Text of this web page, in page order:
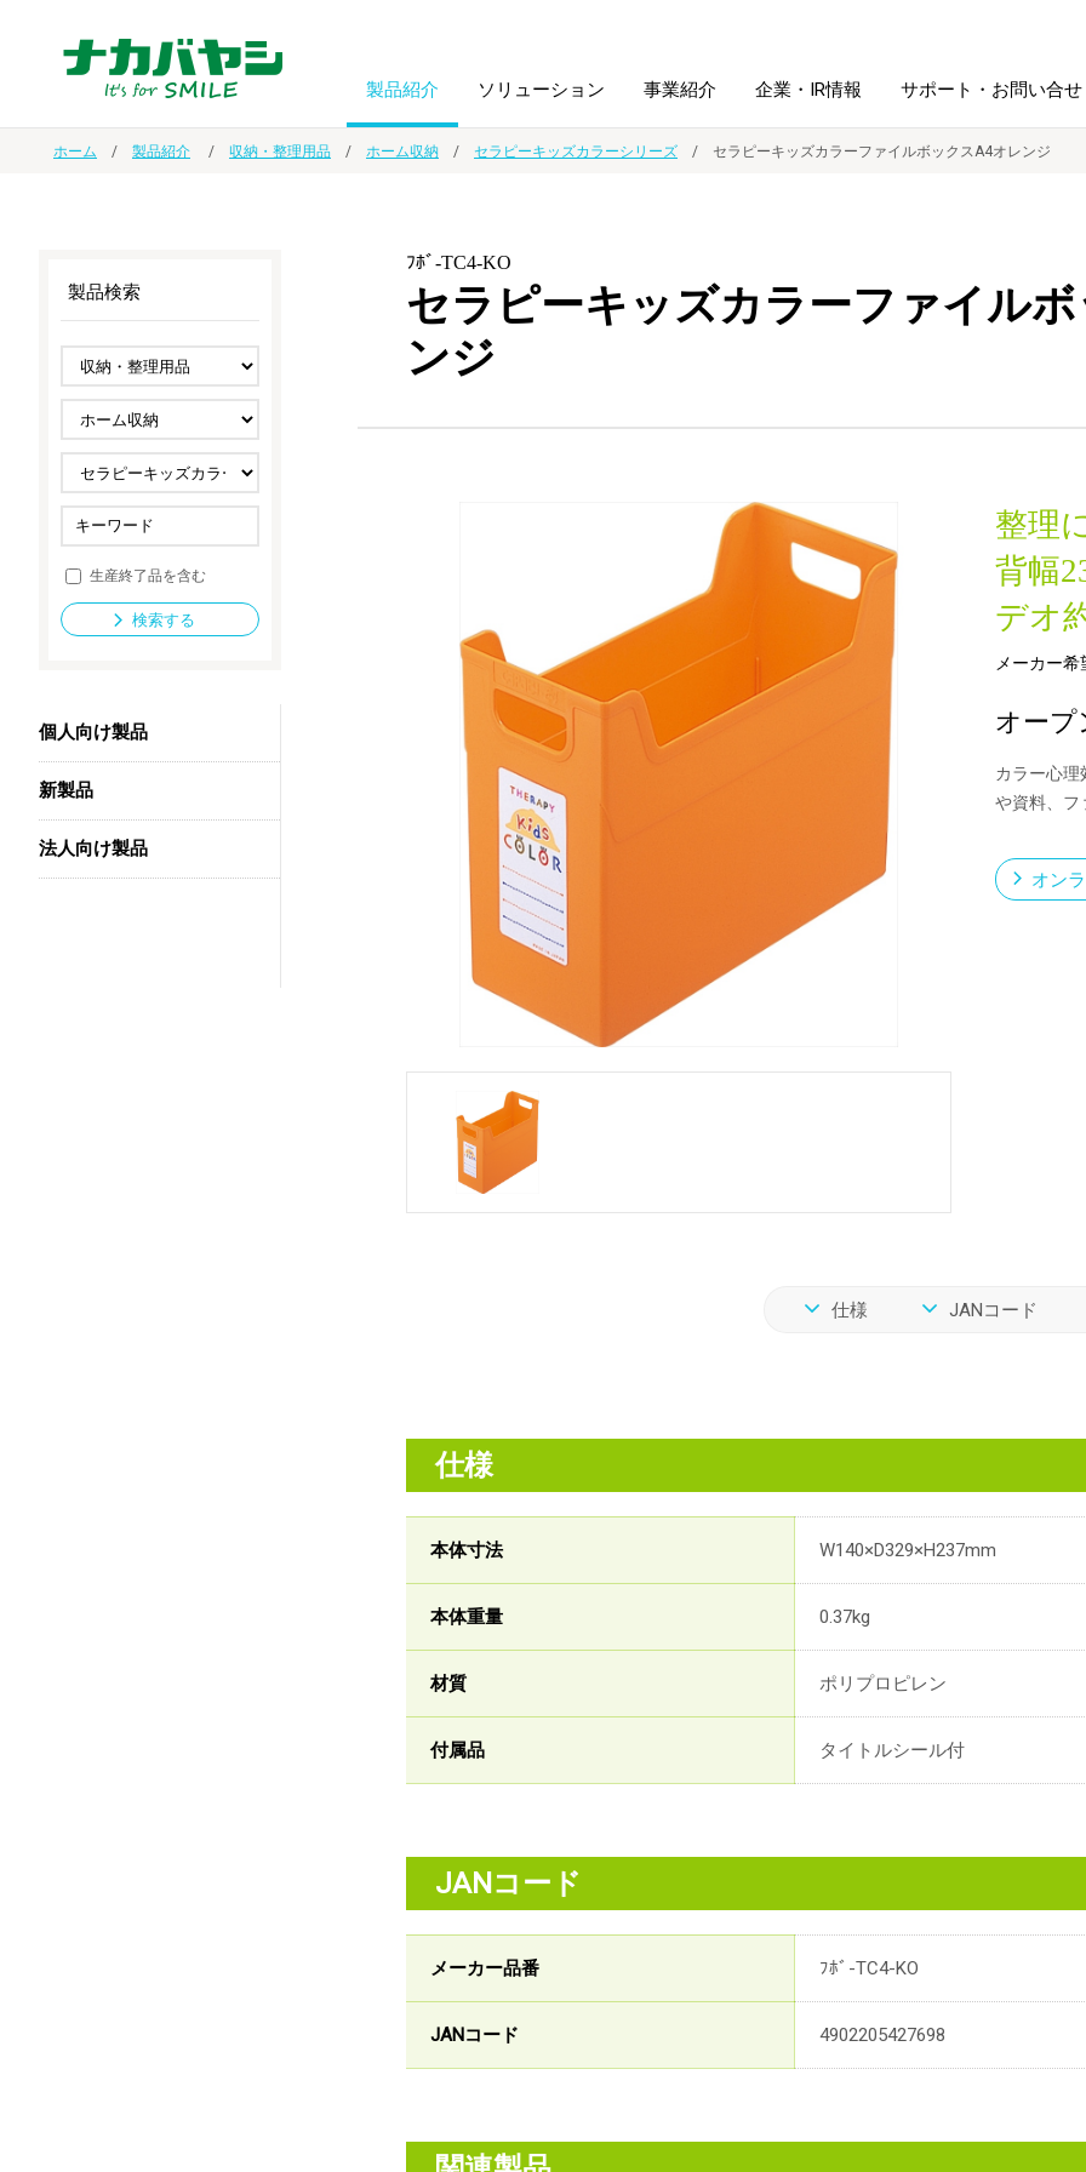
製品紹介
ノート・紙製品
ファイル・
ホルダー用品
スマートフォン・
タブレット関連
防災・
セキュリティ用品
法人向け製品
ソリューション
オーダー手帳・ノベルティ制作 学校ソリューション
ドキュメントスキャニングサービス
導入事例
事業紹介 企業・IR情報
IR情報 沿革
サステナビリティ
サポート・お問い合せ
ホーム 製品紹介 収納・整理用品 ホーム収納 セラピーキッズカラーシリーズ セラピーキッズカラーファイルボックスA4オレンジ
ﾌﾎﾞ-TC4-KO
セラピーキッズカラーファイル
ンジ
整理
背幅
デオ
メーカー
オープ
カラー心理
や資料、フ
オン
仕様 JANコード
仕様
本体寸法 W140×D329×H237mm
本体重量 0.37kg
材質 ポリプロピレン
付属品 タイトルシール付
JANコード
メーカー品番 ﾌﾎﾞ-TC4-KO
JANコード 4902205427698
製品検索
生産終了品を含む
検索する
個人向け製品
新製品
法人向け製品